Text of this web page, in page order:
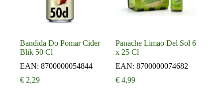
Bandida Do Pomar Cider
Blik 50 Cl
EAN: 8700000054844
€ 2,29
Panache Limao Del Sol 6
x 25 Cl
EAN:8700000074682
€ 4,99